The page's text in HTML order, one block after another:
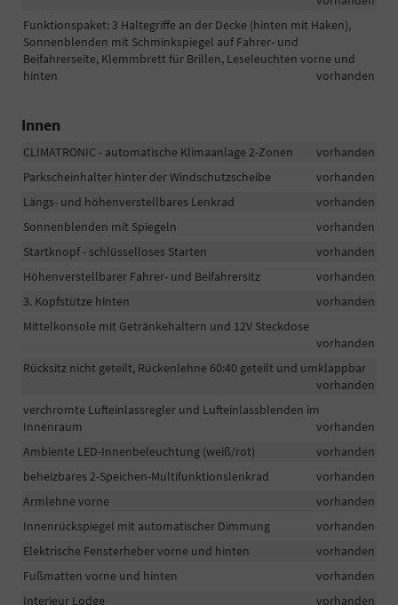
Funktionspaket: 3 Haltegriffe an der Decke (hinten mit Haken),
Sonnenblenden mit Schminkspiegel auf Fahrer- und
Beifahrerseite, Klemmbrett für Brillen, Leseleuchten vorne und
hinten
vorhanden
Innen
CLIMATRONIC - automatische Klimaanlage 2-Zonen
vorhanden
Parkscheinhalter hinter der Windschutzscheibe
vorhanden
Längs- und höhenverstellbares Lenkrad
vorhanden
Sonnenblenden mit Spiegeln
vorhanden
Startknopf - schlüsselloses Starten
vorhanden
Höhenverstellbarer Fahrer- und Beifahrersitz
vorhanden
3. Kopfstütze hinten
vorhanden
Mittelkonsole mit Getränkehaltern und 12V Steckdose
vorhanden
Rücksitz nicht geteilt, Rückenlehne 60:40 geteilt und umklappbar
vorhanden
verchromte Lufteinlassregler und Lufteinlassblenden im
Innenraum
vorhanden
Ambiente LED-Innenbeleuchtung (weiß/rot)
vorhanden
beheizbares 2-Speichen-Multifunktionslenkrad
vorhanden
Armlehne vorne
vorhanden
Innenrückspiegel mit automatischer Dimmung
vorhanden
Elektrische Fensterheber vorne und hinten
vorhanden
Fußmatten vorne und hinten
vorhanden
Interieur Lodge
vorhanden